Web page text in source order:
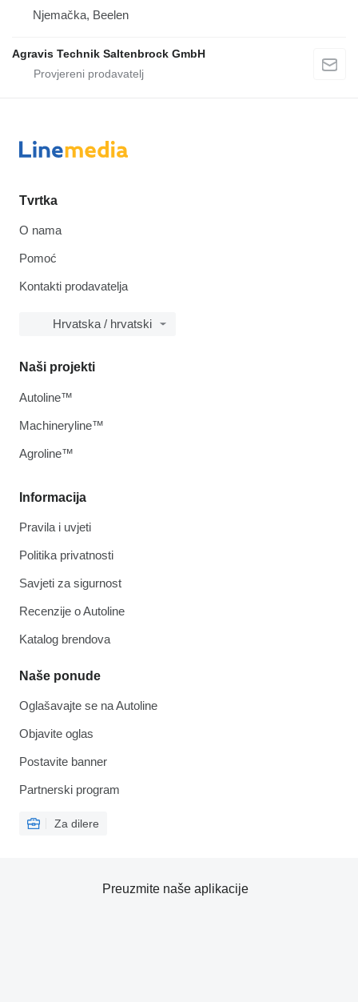
Njemačka, Beelen
Agravis Technik Saltenbrock GmbH
Tvrtka
O nama
Pomoć
Kontakti prodavatelja
Hrvatska / hrvatski
Informacija
Pravila i uvjeti
Politika privatnosti
Savjeti za sigurnost
Recenzije o Autoline
Katalog brendova
Naše ponude
Oglašavajte se na Autoline
Objavite oglas
Postavite banner
Partnerski program
Za dilere
Naši projekti
Autoline™
Machineryline™
Agroline™
Preuzmite naše aplikacije